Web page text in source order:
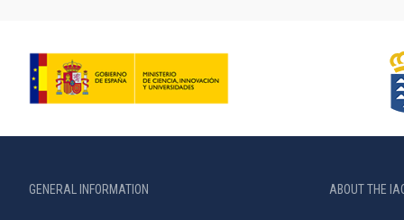
GENERAL INFORMATION ABOUT THE